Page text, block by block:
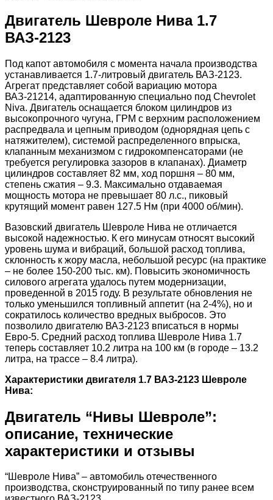
Двигатель Шевроле Нива 1.7
ВАЗ-2123
Под капот автомобиля с момента начала производства
устанавливается 1.7-литровый двигатель ВАЗ-2123.
Агрегат представляет собой вариацию мотора
ВАЗ-21214, адаптированную специально под Chevrolet
Niva. Двигатель оснащается блоком цилиндров из
высокопрочного чугуна, ГРМ с верхним расположением
распредвала и цепным приводом (однорядная цепь с
натяжителем), системой распределенного впрыска,
клапанным механизмом с гидрокомпенсаторами (не
требуется регулировка зазоров в клапанах). Диаметр
цилиндров составляет 82 мм, ход поршня – 80 мм,
степень сжатия – 9.3. Максимально отдаваемая
мощность мотора не превышает 80 л.с., пиковый
крутящий момент равен 127.5 Нм (при 4000 об/мин).
Вазовский двигатель Шевроле Нива не отличается
высокой надежностью. К его минусам относят высокий
уровень шума и вибраций, большой расход топлива,
склонность к жору масла, небольшой ресурс (на практике
– не более 150-200 тыс. км). Повысить экономичность
силового агрегата удалось путем модернизации,
проведенной в 2015 году. В результате обновления не
только уменьшился топливный аппетит (на 2-4%), но и
сократилось количество вредных выбросов. Это
позволило двигателю ВАЗ-2123 вписаться в нормы
Евро-5. Средний расход топлива Шевроле Нива 1.7
теперь составляет 10.2 литра на 100 км (в городе – 13.2
литра, на трассе – 8.4 литра).
Характеристики двигателя 1.7 ВАЗ-2123 Шевроле
Нива:
Двигатель “Нивы Шевроле”:
описание, технические
характеристики и отзывы
“Шевроле Нива” – автомобиль отечественного
производства, сконструированный по типу ранее всем